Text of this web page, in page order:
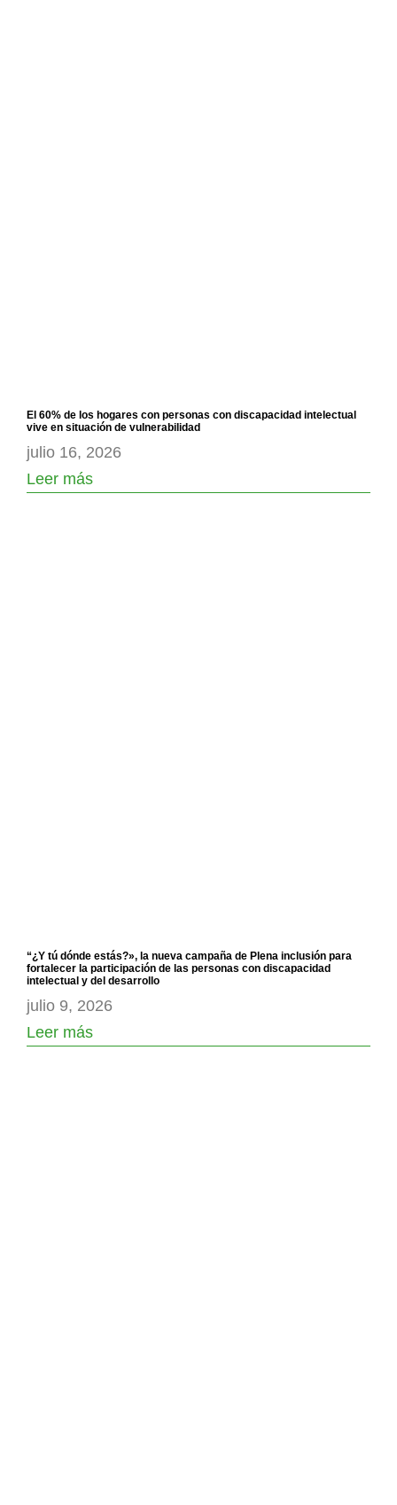
El 60% de los hogares con personas con discapacidad intelectual
vive en situación de vulnerabilidad
julio 16, 2026
Leer más
“¿Y tú dónde estás?», la nueva campaña de Plena inclusión para
fortalecer la participación de las personas con discapacidad
intelectual y del desarrollo
julio 9, 2026
Leer más